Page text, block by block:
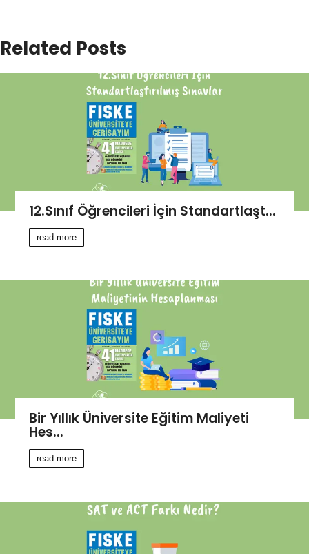
Related Posts
12.Sınıf Öğrencileri İçin Standartlaşt...
read more
Bir Yıllık Üniversite Eğitim Maliyeti
Hes...
read more